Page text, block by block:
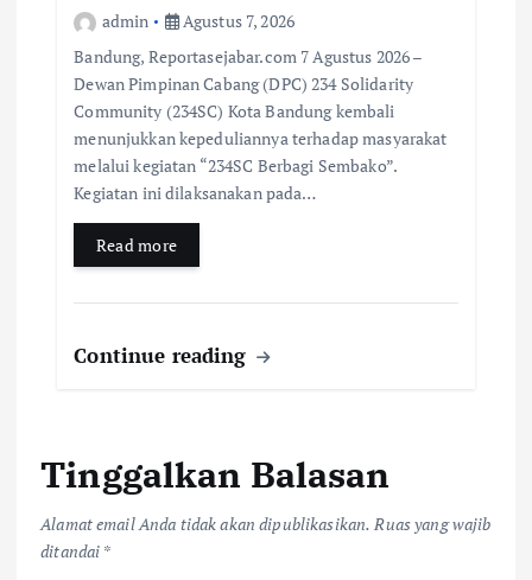
admin
Agustus 7, 2026
Bandung, Reportasejabar.com 7 Agustus 2026 –
Dewan Pimpinan Cabang (DPC) 234 Solidarity
Community (234SC) Kota Bandung kembali
menunjukkan kepeduliannya terhadap masyarakat
melalui kegiatan “234SC Berbagi Sembako”.
Kegiatan ini dilaksanakan pada…
Read more
Continue reading
Tinggalkan Balasan
Alamat email Anda tidak akan dipublikasikan. Ruas yang wajib
ditandai *